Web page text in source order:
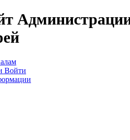
Администрации
Войти